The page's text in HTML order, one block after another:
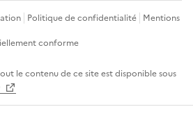
Politique de confidentialité Mentions
conforme
le contenu de ce site est disponible sous